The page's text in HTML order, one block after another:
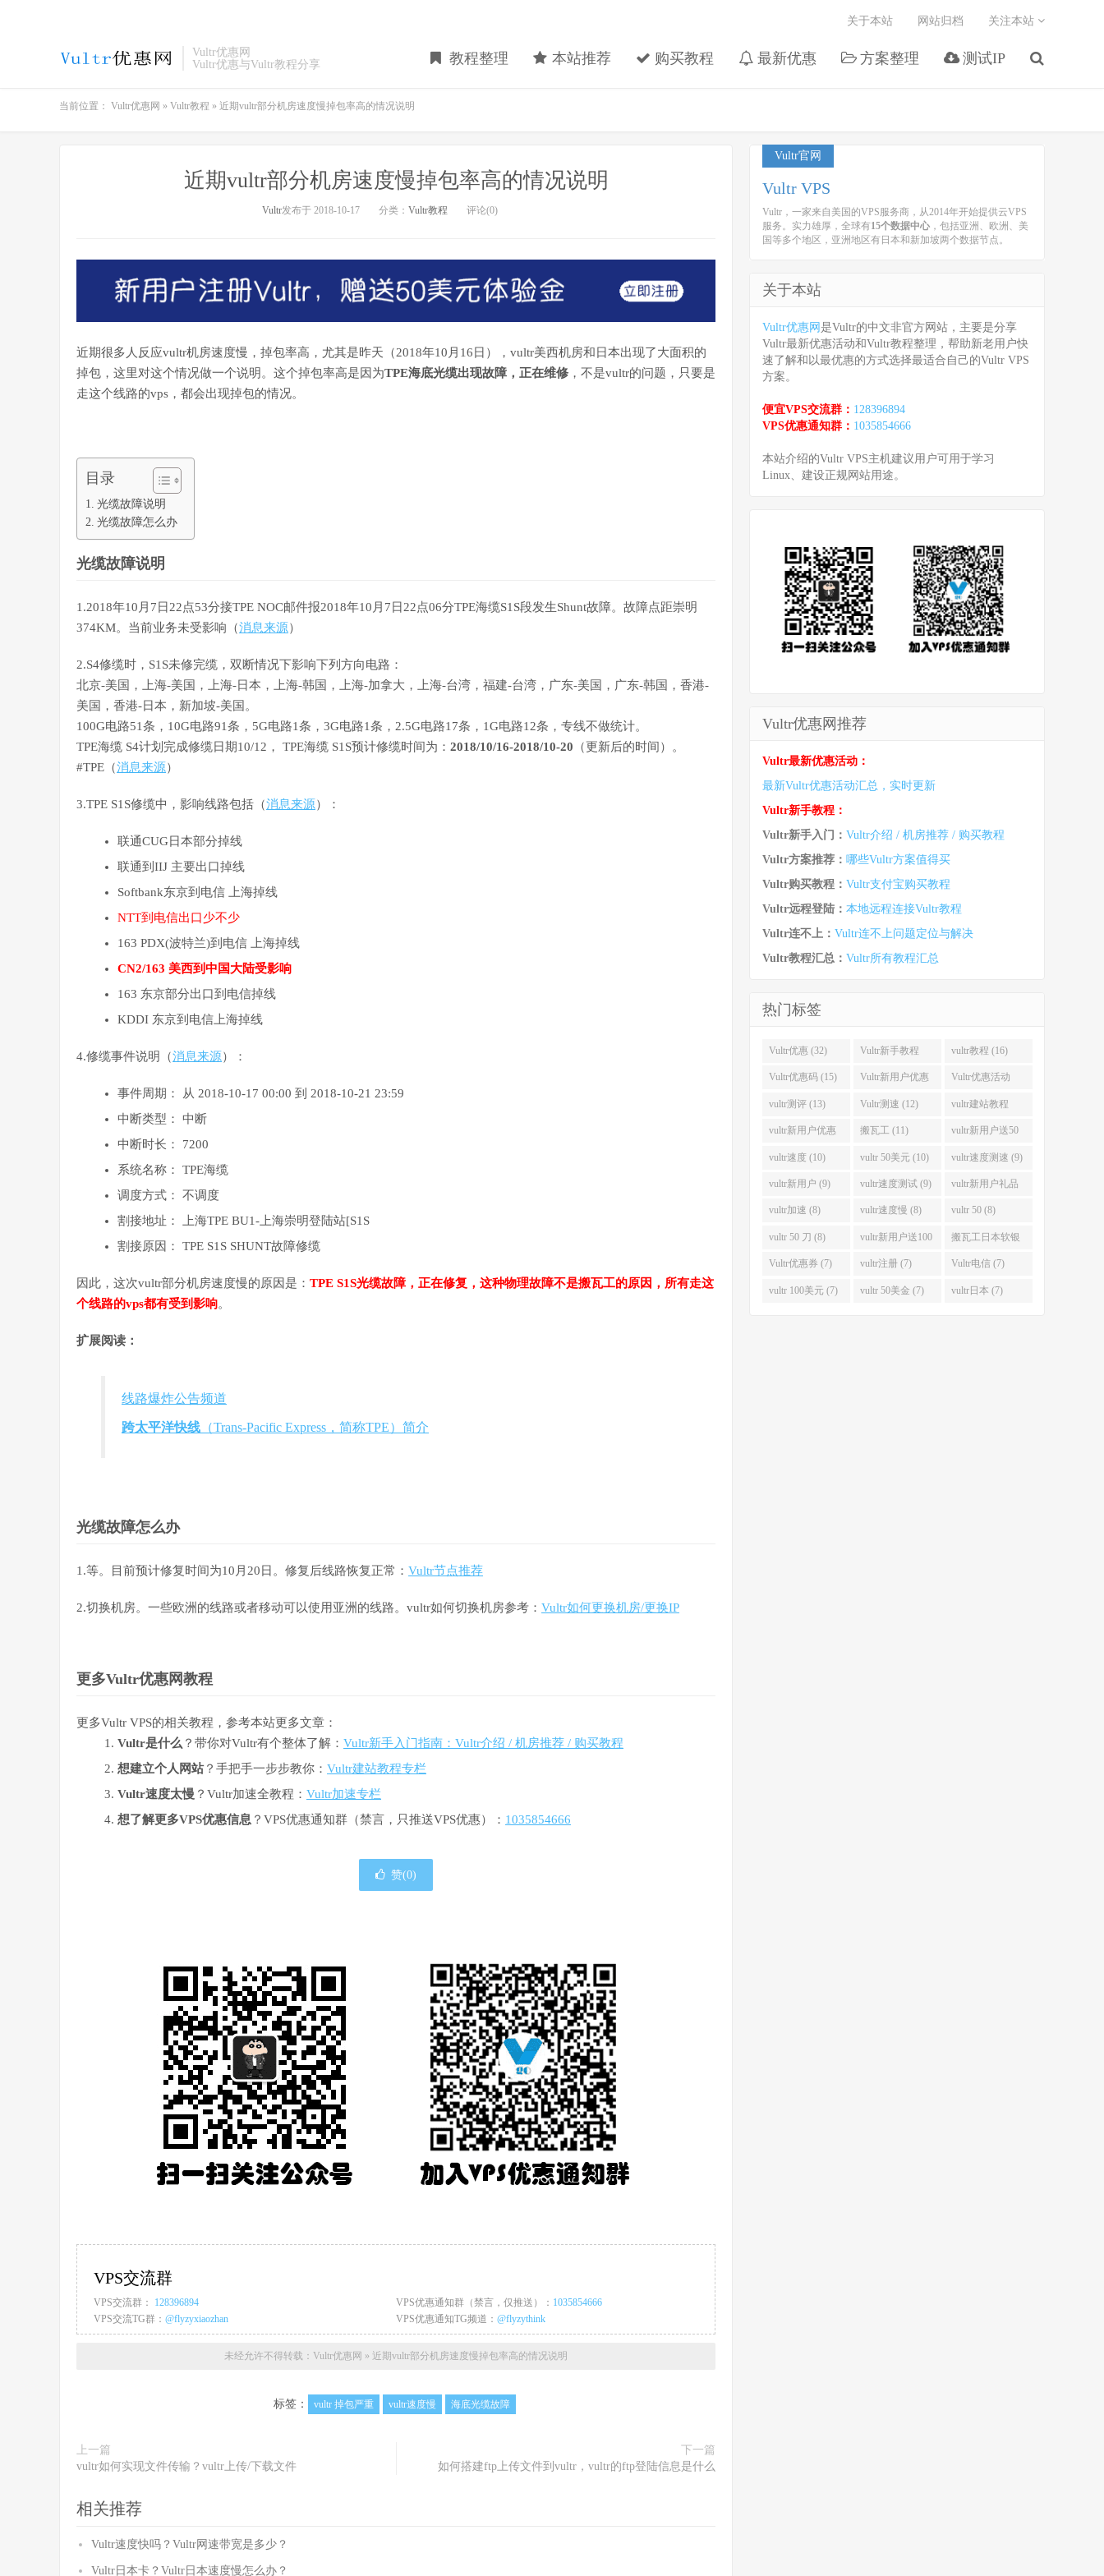
Vultr优惠网
Vultr优惠与Vultr教程分享
教程整理 本站推荐 购买教程 最新优惠 方案整理 测试IP
关于本站 网站归档 关注本站
当前位置： Vultr优惠网 » Vultr教程 » 近期vultr部分机房速度慢掉包率高的情况说明
近期vultr部分机房速度慢掉包率高的情况说明
Vultr发布于 2018-10-17 分类： Vultr教程 评论(0)
近期很多人反应vultr机房速度慢，掉包率高，尤其是昨天（2018年10月16日），vultr美西机房和日本出现了大面积的
掉包，这里对这个情况做一个说明。这个掉包率高是因为TPE海底光缆出现故障，正在维修 ，不是vultr的问题，只要是
走这个线路的vps，都会出现掉包的情况。
目录
光缆故障说明
光缆故障怎么办
光缆故障说明
1.2018年10月7日22点53分接TPE NOC邮件报2018年10月7日22点06分TPE海缆S1S段发生Shunt故障。故障点距崇明
374KM。当前业务未受影响（消息来源）
2.S4修缆时，S1S未修完缆，双断情况下影响下列方向电路：
北京-美国，上海-美国，上海-日本，上海-韩国，上海-加拿大，上海-台湾，福建-台湾，广东-美国，广东-韩国，香港-
美国，香港-日本，新加坡-美国。
100G电路51条，10G电路91条，5G电路1条，3G电路1条，2.5G电路17条，1G电路12条，专线不做统计。
TPE海缆 S4计划完成修缆日期10/12， TPE海缆 S1S预计修缆时间为： 2018/10/16-2018/10-20 （更新后的时间）。
#TPE（消息来源）
3.TPE S1S修缆中，影响线路包括（消息来源）：
联通CUG日本部分掉线
联通到IIJ 主要出口掉线
Softbank东京到电信 上海掉线
NTT到电信出口少不少
163 PDX(波特兰)到电信 上海掉线
CN2/163 美西到中国大陆受影响
163 东京部分出口到电信掉线
KDDI 东京到电信上海掉线
4.修缆事件说明（消息来源）：
事件周期： 从 2018-10-17 00:00 到 2018-10-21 23:59
中断类型： 中断
中断时长： 7200
系统名称： TPE海缆
调度方式： 不调度
割接地址： 上海TPE BU1-上海崇明登陆站[S1S
割接原因： TPE S1S SHUNT故障修缆
因此，这次vultr部分机房速度慢的原因是： TPE S1S光缆故障，正在修复，这种物理故障不是搬瓦工的原因，所有走这
个线路的vps都有受到影响。
扩展阅读：
线路爆炸公告频道
跨太平洋快线 （Trans-Pacific Express ，简称TPE）简介
光缆故障怎么办
1.等。目前预计修复时间为10月20日。修复后线路恢复正常： Vultr节点推荐
2.切换机房。一些欧洲的线路或者移动可以使用亚洲的线路。vultr如何切换机房参考： Vultr如何更换机房/更换IP
更多Vultr优惠网教程
更多Vultr VPS的相关教程，参考本站更多文章：
Vultr是什么 ？带你对Vultr有个整体了解： Vultr新手入门指南：Vultr介绍 / 机房推荐 / 购买教程
想建立个人网站？手把手一步步教你： Vultr建站教程专栏
Vultr速度太慢 ？Vultr加速全教程： Vultr加速专栏
想了解更多VPS优惠信息 ？VPS优惠通知群（禁言，只推送VPS优惠）： 1035854666
赞(0)
VPS交流群
VPS交流群： 128396894 VPS优惠通知群（禁言，仅推送）： 1035854666
VPS交流TG群： @flyzyxiaozhan VPS优惠通知TG频道： @flyzythink
未经允许不得转载： Vultr优惠网 » 近期vultr部分机房速度慢掉包率高的情况说明
标签： vultr 掉包严重 vultr速度慢 海底光缆故障
上一篇
vultr如何实现文件传输？vultr上传/下载文件
下一篇
如何搭建ftp上传文件到vultr，vultr的ftp登陆信息是什么
相关推荐
Vultr速度快吗？Vultr网速带宽是多少？
Vultr日本卡？Vultr日本速度慢怎么办？
Vultr官网
Vultr VPS
Vultr，一家来自美国的VPS服务商，从2014年开始提供云VPS
服务。实力雄厚，全球有15个数据中心 ，包括亚洲、欧洲、美
国等多个地区，亚洲地区有日本和新加坡两个数据节点。
关于本站
Vultr优惠网 是Vultr的中文非官方网站，主要是分享
Vultr最新优惠活动和Vultr教程整理，帮助新老用户快
速了解和以最优惠的方式选择最适合自己的Vultr VPS
方案。
便宜VPS交流群： 128396894
VPS优惠通知群： 1035854666
本站介绍的Vultr VPS主机建议用户可用于学习
Linux、建设正规网站用途。
Vultr优惠网推荐
Vultr最新优惠活动：
最新Vultr优惠活动汇总，实时更新
Vultr新手教程：
Vultr新手入门： Vultr介绍 / 机房推荐 / 购买教程
Vultr方案推荐： 哪些Vultr方案值得买
Vultr购买教程： Vultr支付宝购买教程
Vultr远程登陆： 本地远程连接Vultr教程
Vultr连不上： Vultr连不上问题定位与解决
Vultr教程汇总： Vultr所有教程汇总
热门标签
Vultr优惠 (32) Vultr新手教程
(16)
vultr教程 (16)
Vultr优惠码 (15) Vultr新用户优惠
(14)
Vultr优惠活动
(13)
vultr测评 (13) Vultr测速 (12) vultr建站教程
(12)
vultr新用户优惠
码 (11)
搬瓦工 (11) vultr新用户送50
美金 (11)
vultr速度 (10) vultr 50美元 (10) vultr速度测速 (9)
vultr新用户 (9) vultr速度测试 (9) vultr新用户礼品
码 (9)
vultr加速 (8) vultr速度慢 (8) vultr 50 (8)
vultr 50 刀 (8) vultr新用户送100
美元 (8)
搬瓦工日本软银
(8)
Vultr优惠券 (7) vultr注册 (7) Vultr电信 (7)
vultr 100美元 (7) vultr 50美金 (7) vultr日本 (7)